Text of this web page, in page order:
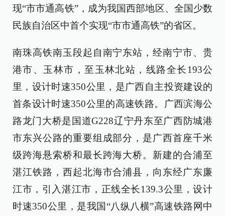
现“市市通高铁”，成为我国西部地区、全国少数
民族自治区中首个实现“市市通高铁”的省区。
南珠高铁南玉段起自南宁东站，经南宁市、贵
港市、玉林市，至玉林北站，线路全长193公
里，设计时速350公里，是广西自主投资建设的
首条设计时速350公里的高速铁路。广西滨海公
路龙门大桥是国道G228辽宁丹东至广西防城港
市东兴公路的重要组成部分，是广西首座千米
级跨海悬索桥和最长跨海大桥。新建的合浦至
湛江铁路，西起北海市合浦县，向东经广东廉
江市，引入湛江市，正线全长139.3公里，设计
时速350公里，是我国“八纵八横”高速铁路网中